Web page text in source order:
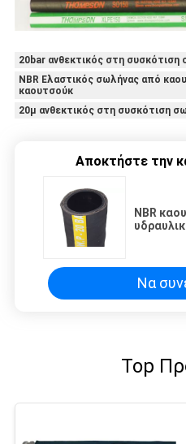
20bar ανθεκτικός στη συσκότιση
NBR Ελαστικός σωλήνας από
καουτσούκ
20μ ανθεκτικός στη συσκότιση
Αποκτήστε την
NBR
Να
Top